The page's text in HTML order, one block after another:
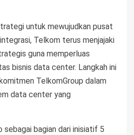
untuk mewujudkan pusat
Telkom terus menjajaki
guna memperluas
bisnis data center. Langkah ini
TelkomGroup dalam
data center yang
sebagai bagian dari inisiatif 5